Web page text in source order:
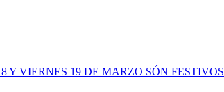
Y VIERNES 19 DE MARZO SÓN FESTIVOS